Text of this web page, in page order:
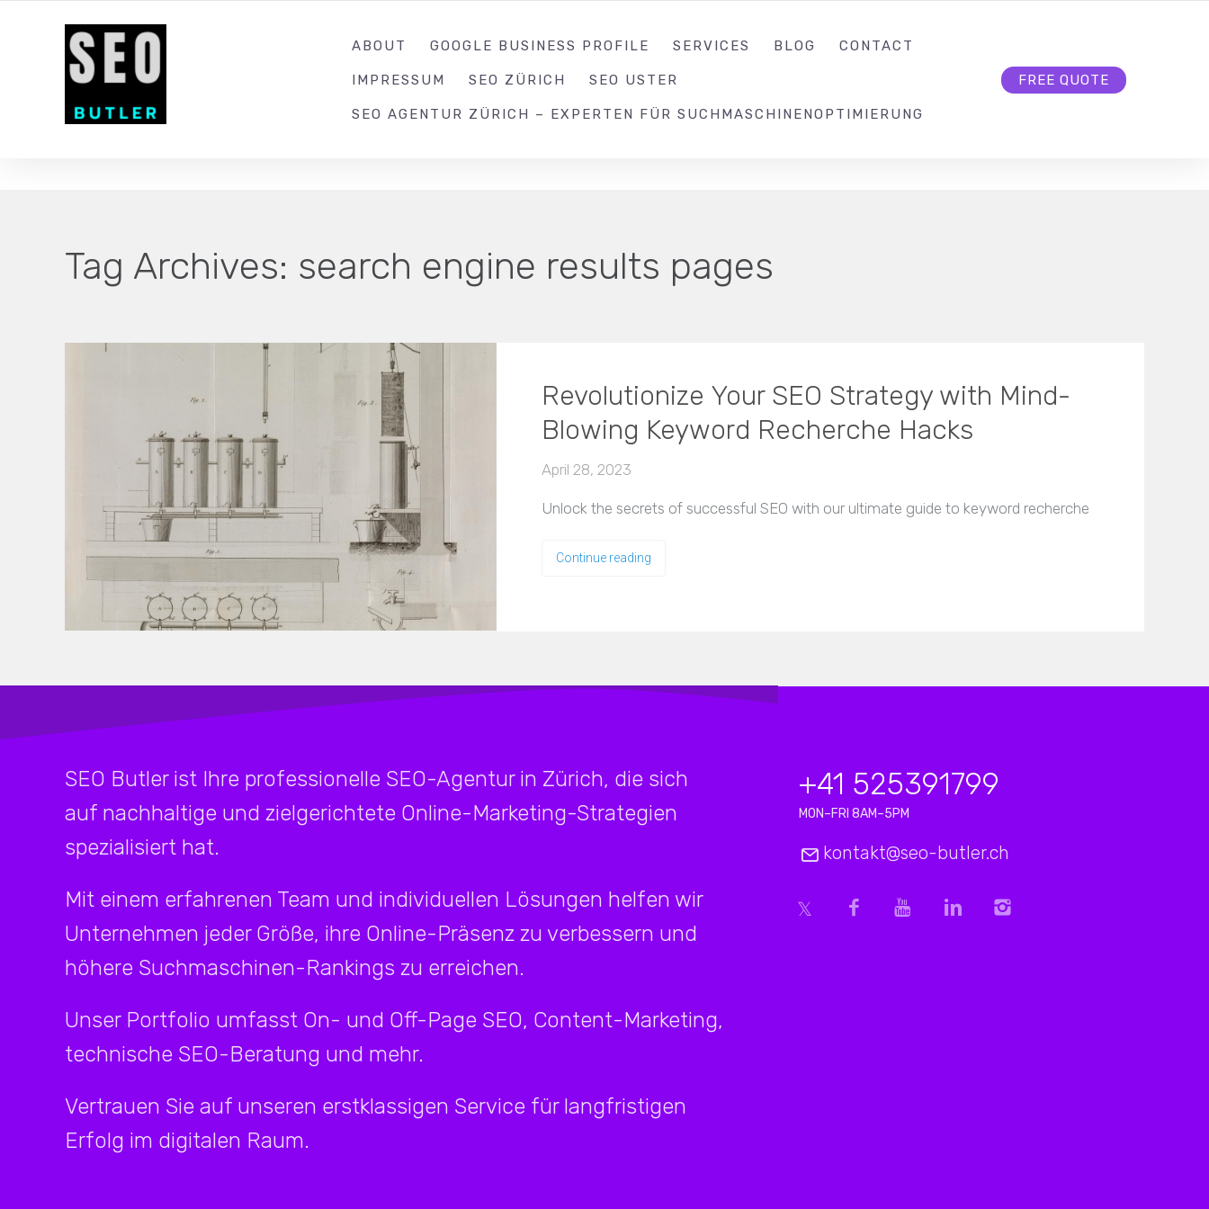
ABOUT GOOGLE BUSINESS PROFILE SERVICES BLOG CONTACT
IMPRESSUM SEO ZÜRICH SEO USTER
SEO AGENTUR ZÜRICH – EXPERTEN FÜR SUCHMASCHINENOPTIMIERUNG
FREE QUOTE
Tag Archives: search engine results pages
Revolutionize Your SEO Strategy with Mind-
Blowing Keyword Recherche Hacks
April 28, 2023
Unlock the secrets of successful SEO with our ultimate guide to keyword recherche
Continue reading
SEO Butler ist Ihre professionelle SEO-Agentur in Zürich, die sich
auf nachhaltige und zielgerichtete Online-Marketing-Strategien
spezialisiert hat.
Mit einem erfahrenen Team und individuellen Lösungen helfen wir
Unternehmen jeder Größe, ihre Online-Präsenz zu verbessern und
höhere Suchmaschinen-Rankings zu erreichen.
Unser Portfolio umfasst On- und Off-Page SEO, Content-Marketing,
technische SEO-Beratung und mehr.
Vertrauen Sie auf unseren erstklassigen Service für langfristigen
Erfolg im digitalen Raum.
+41 525391799
MON–FRI 8AM–5PM
kontakt@seo-butler.ch